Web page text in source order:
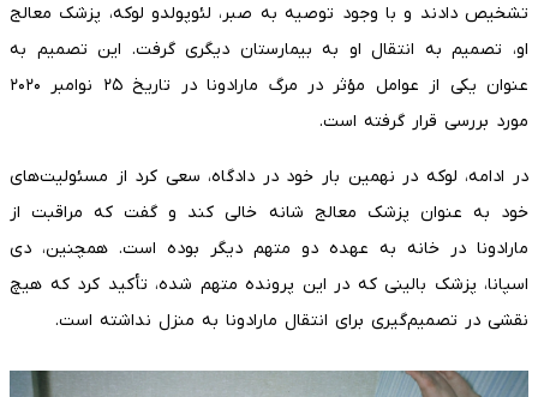
تشخیص دادند و با وجود توصیه به صبر، لئوپولدو لوکه، پزشک معالج
او، تصمیم به انتقال او به بیمارستان دیگری گرفت. این تصمیم به
عنوان یکی از عوامل مؤثر در مرگ مارادونا در تاریخ ۲۵ نوامبر ۲۰۲۰
مورد بررسی قرار گرفته است.
در ادامه، لوکه در نهمین بار خود در دادگاه، سعی کرد از مسئولیت‌های
خود به عنوان پزشک معالج شانه خالی کند و گفت که مراقبت از
مارادونا در خانه به عهده دو متهم دیگر بوده است. همچنین، دی
اسپانا، پزشک بالینی که در این پرونده متهم شده، تأکید کرد که هیچ
نقشی در تصمیم‌گیری برای انتقال مارادونا به منزل نداشته است.